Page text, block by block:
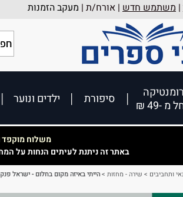
| משתמש חדש | אורח/ת | מעקב הזמנות
רומנטיקה
מ -49 ₪
סיפורת ילדים ונוער
משלוח מוקפד
באתר זה ניתנת לעיתים הנחות על
ותחביבים > שירה - מחזות >הייתי באיזה מקום בחלום - ישראל